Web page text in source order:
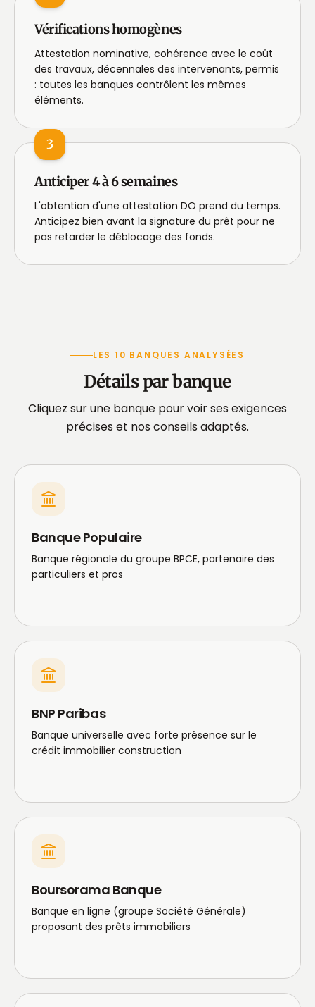
Vérifications homogènes
Attestation nominative, cohérence avec le coût
des travaux, décennales des intervenants, permis
: toutes les banques contrôlent les mêmes
éléments.
3
Anticiper 4 à 6 semaines
L'obtention d'une attestation DO prend du temps.
Anticipez bien avant la signature du prêt pour ne
pas retarder le déblocage des fonds.
LES 10 BANQUES ANALYSÉES
Détails par banque
Cliquez sur une banque pour voir ses exigences
précises et nos conseils adaptés.
Banque Populaire
Banque régionale du groupe BPCE, partenaire des
particuliers et pros
BNP Paribas
Banque universelle avec forte présence sur le
crédit immobilier construction
Boursorama Banque
Banque en ligne (groupe Société Générale)
proposant des prêts immobiliers